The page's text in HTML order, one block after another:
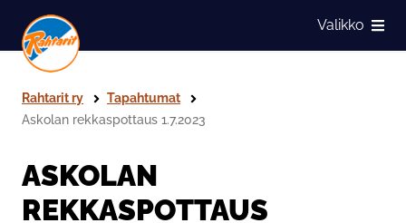
Siirry sivun sisältöön
Näytä
Valikko
Rahtarit ry
Tapahtumat
Askolan rekkaspottaus 1.7.2023
ASKOLAN
REKKASPOTTAUS